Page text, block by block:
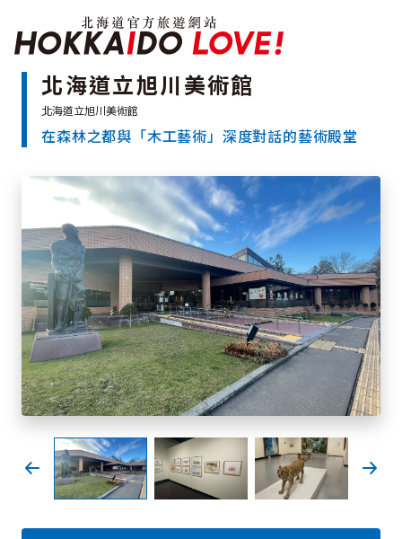
特輯
祭典活動
推薦行程
區域指南
預約
交通指南
北海道簡介
依旅遊主題搜尋
下雨也能盡興
七個國立公園
邂逅絕景
基礎知識
我的最愛
book gram ube gram book
北海道立旭川美術館
在森林之都與「木工藝術」深度對話的藝術殿堂